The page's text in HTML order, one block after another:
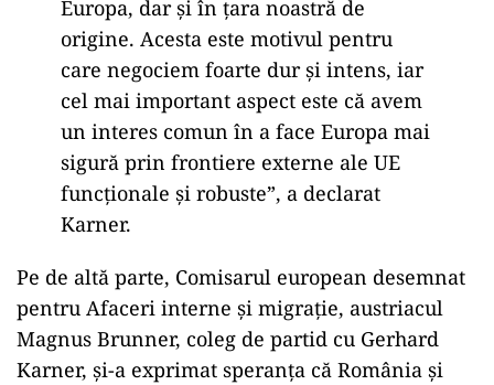
Europa, dar și în țara noastră de
origine. Acesta este motivul pentru
care negociem foarte dur și intens, iar
cel mai important aspect este că avem
un interes comun în a face Europa mai
sigură prin frontiere externe ale UE
funcționale și robuste”, a declarat
Karner.
Pe de altă parte, Comisarul european desemnat
pentru Afaceri interne şi migraţie, austriacul
Magnus Brunner, coleg de partid cu Gerhard
Karner, şi-a exprimat speranţa că România și